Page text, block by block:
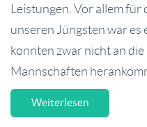
Leistungen. Vor allem
unseren Jüngsten war
konnten zwar nicht an
Mannschaften
Weiterlesen